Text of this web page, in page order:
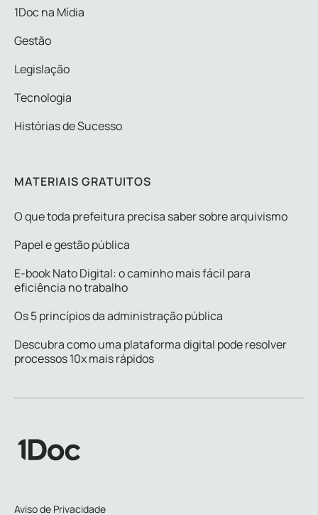
1Doc na Mídia
Gestão
Legislação
Tecnologia
Histórias de Sucesso
MATERIAIS GRATUITOS
O que toda prefeitura precisa saber sobre arquivismo
Papel e gestão pública
E-book Nato Digital: o caminho mais fácil para
eficiência no trabalho
Os 5 princípios da administração pública
Descubra como uma plataforma digital pode resolver
processos 10x mais rápidos
Aviso de Privacidade